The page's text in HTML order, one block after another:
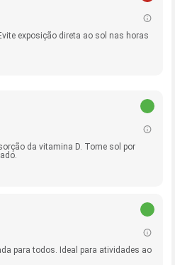
exposição direta ao sol nas horas
da vitamina D. Tome sol por
para todos. Ideal para atividades ao